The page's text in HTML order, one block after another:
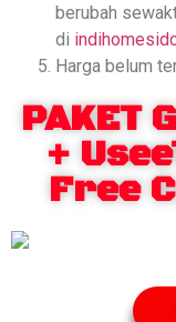
berubah
di
Harga belum
PAKET
+
Free